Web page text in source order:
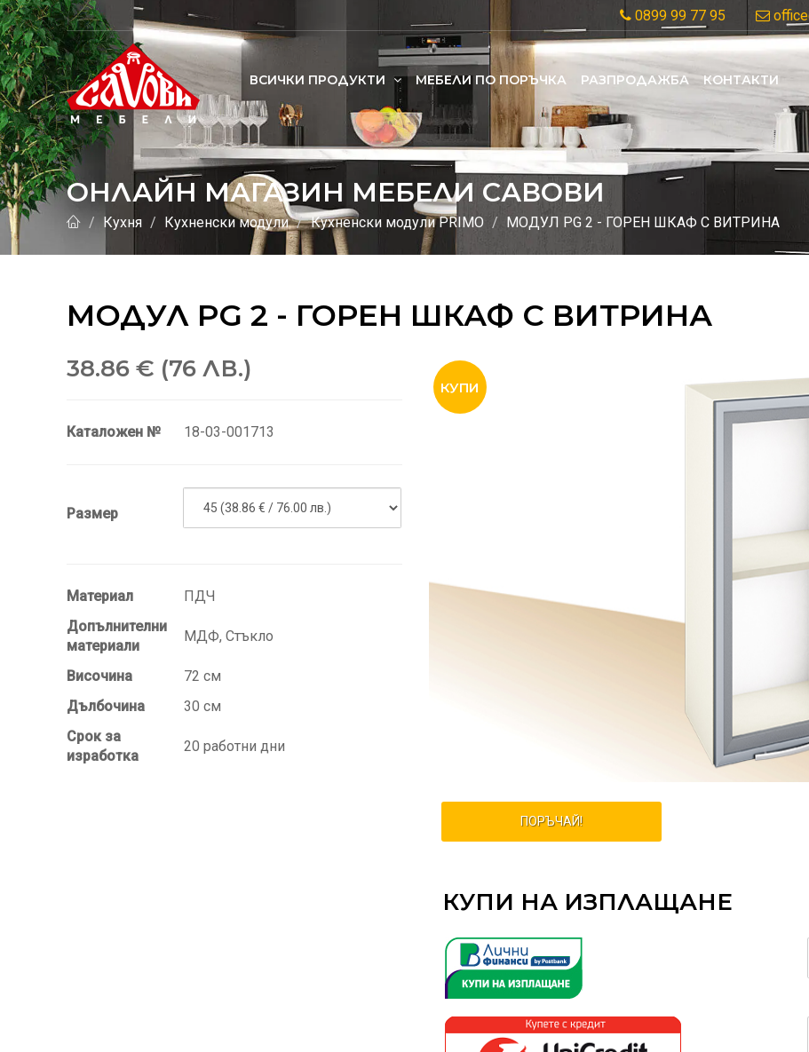
0899 99 77 95
ВСИЧКИ ПРОДУКТИ MЕБЕЛИ ПО ПОРЪЧКА РАЗПРОДАЖБА КОНТАКТИ
ОНЛАЙН МАГАЗИН МЕБЕЛИ САВОВИ
Кухня Кухненски модули Кухненски модули PRIMO МОДУЛ PG 2 - ГОРЕН ШКАФ С ВИТРИНА
МОДУЛ PG 2 - ГОРЕН ШКАФ С ВИТРИНА
38.86 € (76 ЛВ.)
Каталожен № 18-03-001713
Размер
Материал
ПДЧ
Допълнителни
материали
МДФ, Стъкло
Височина
72 см
Дълбочина
30 см
Срок за
изработка
20 работни дни
ПОРЪЧАЙ!
КУПИ НА ИЗПЛАЩАНЕ